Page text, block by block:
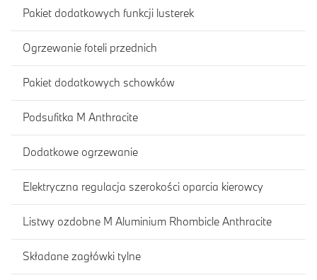
Pakiet dodatkowych funkcji lusterek
Ogrzewanie foteli przednich
Pakiet dodatkowych schowków
Podsufitka M Anthracite
Dodatkowe ogrzewanie
Elektryczna regulacja szerokości oparcia kierowcy
Listwy ozdobne M Aluminium Rhombicle Anthracite
Składane zagłówki tylne